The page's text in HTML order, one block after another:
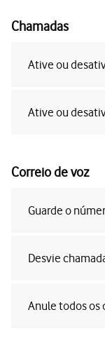
Chamadas
Ative ou
Ative ou
Correio de voz
Guarde o
Desvie
Anule todos os